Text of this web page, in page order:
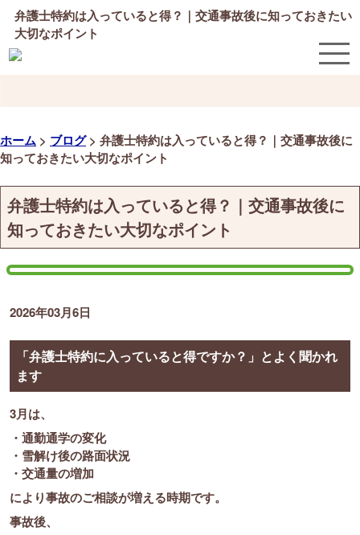
弁護士特約は入っていると得？｜交通事故後に知っておきたい
大切なポイント
ホーム > ブログ> 弁護士特約は入っていると得？｜交通事故後に
知っておきたい大切なポイント
弁護士特約は入っていると得？｜交通事故後に
知っておきたい大切なポイント
2026年03月6日
「弁護士特約に入っていると得ですか？」とよく聞かれ
ます
3月は、
・通勤通学の変化
・雪解け後の路面状況
・交通量の増加
により事故のご相談が増える時期です。
事故後、